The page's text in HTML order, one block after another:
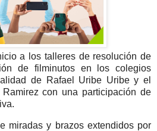
a los talleres de resolución de
de filminutos en los colegios
de Rafael Uribe Uribe y el
con una participación de
miradas y brazos extendidos por